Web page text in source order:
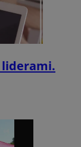
liderami.